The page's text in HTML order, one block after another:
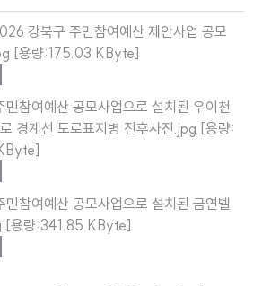
강북구 주민참여예산 제안사업 공모
[용량:175.03 KByte]
민참여예산 공모사업으로 설치된 우이천
경계선 도로표지병 전후사진.jpg [용량:
민참여예산 공모사업으로 설치된 금연벨
[용량:341.85 KByte]